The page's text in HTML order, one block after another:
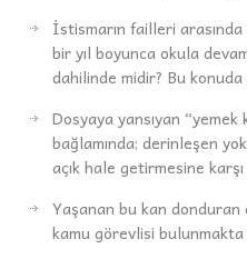
İstismarın failleri
bir yıl boyunca okula
dahilinde midir? Bu konuda
Dosyaya yansıyan “yemek
bağlamında; derinleşen
açık hale getirmesine karşı
Yaşanan bu kan donduran
kamu görevlisi bulunmakta